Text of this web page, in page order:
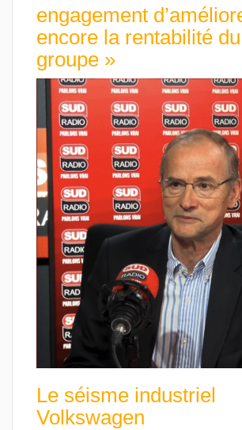
engagement
encore la rentabilité du
groupe »
Le séisme industriel
Volkswagen